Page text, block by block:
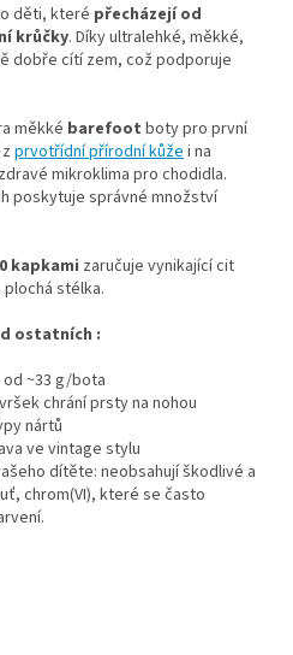
děti, které přecházejí od
krůčky. Díky ultralehké, měkké,
dobře cítí zem, což podporuje
měkké barefoot boty pro první
prvotřídní přírodní kůže i na
mikroklima pro chodidla.
poskytuje správné množství
kapkami zaručuje vynikající cit
stélka.
ostatních :
~33 g/bota
chrání prsty na nohou
nártů
ve vintage stylu
dítěte: neobsahují škodlivé a
chrom(VI), které se často